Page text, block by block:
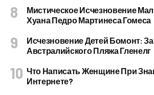
Мистическое Исчезновение
Хуана Педро Мартинеса Гомеса
Исчезновение Детей Бомонт:
Австралийского Пляжа Гленелг
Что Написать Женщине При
Интернете?